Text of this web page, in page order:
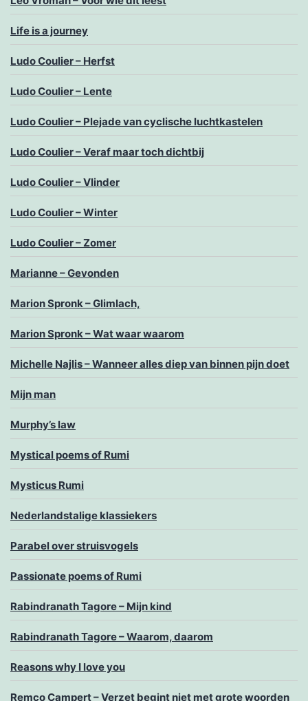
Life is a journey
Ludo Coulier – Herfst
Ludo Coulier – Lente
Ludo Coulier – Plejade van cyclische luchtkastelen
Ludo Coulier – Veraf maar toch dichtbij
Ludo Coulier – Vlinder
Ludo Coulier – Winter
Ludo Coulier – Zomer
Marianne – Gevonden
Marion Spronk – Glimlach,
Marion Spronk – Wat waar waarom
Michelle Najlis – Wanneer alles diep van binnen pijn doet
Mijn man
Murphy’s law
Mystical poems of Rumi
Mysticus Rumi
Nederlandstalige klassiekers
Parabel over struisvogels
Passionate poems of Rumi
Rabindranath Tagore – Mijn kind
Rabindranath Tagore – Waarom, daarom
Reasons why I love you
Remco Campert – Verzet begint niet met grote woorden